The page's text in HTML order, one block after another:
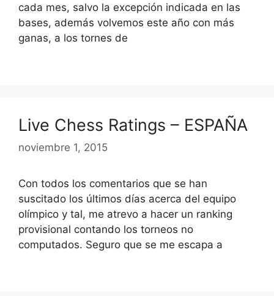
cada mes, salvo la excepción indicada en las
bases, además volvemos este año con más
ganas, a los tornes de
Live Chess Ratings – ESPAÑA
noviembre 1, 2015
Con todos los comentarios que se han
suscitado los últimos días acerca del equipo
olímpico y tal, me atrevo a hacer un ranking
provisional contando los torneos no
computados. Seguro que se me escapa a